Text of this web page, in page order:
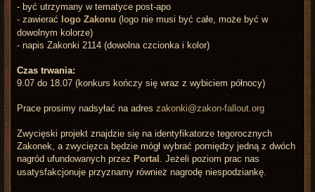
- być utrzymany w tematyce post-apo
- zawierać logo Zakonu (logo nie musi być całe, może być w
dowolnym kolorze)
- napis Zakonki 2114 (dowolna czcionka i kolor)
Czas trwania:
9.07 do 18.07 (konkurs kończy się wraz z wybiciem północy)
Prace prosimy nadsyłać na adreszakonki@zakon-fallout.org
Zwycięski projekt znajdzie się na identyfikatorze tegorocznych
Zakonek, a zwycięzca będzie mógł wybrać pomiędzy jedną z dwóch
nagród ufundowanych przezPortal . Jeżeli poziom prac nas
usatysfakcjonuje przyznamy również nagrodę niespodziankę.